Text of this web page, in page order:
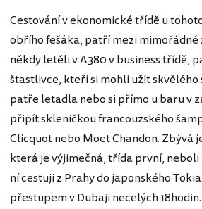
Cestování v ekonomické třídě u
obřího fešáka, patří mezi mimořádné
někdy letěli v A380 v business třídě,
štastlivce, kteří si mohli užít skvělého
patře letadla nebo si přímo u baru v
připít skleničkou francouzského
Clicquot nebo Moet Chandon. Zbývá
která je výjimečná, třída první, neboli
ní cestuji z Prahy do japonského
přestupem v Dubaji necelých 18hodin.